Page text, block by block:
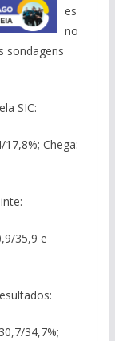
es
no
sondagens
SIC:
Chega:
35,9 e
34,7%;